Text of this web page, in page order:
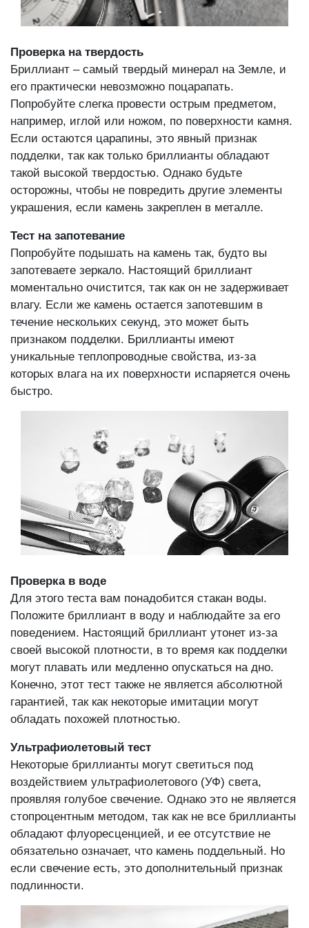
Проверка на твердость
Бриллиант – самый твердый минерал на Земле, и
его практически невозможно поцарапать.
Попробуйте слегка провести острым предметом,
например, иглой или ножом, по поверхности камня.
Если остаются царапины, это явный признак
подделки, так как только бриллианты обладают
такой высокой твердостью. Однако будьте
осторожны, чтобы не повредить другие элементы
украшения, если камень закреплен в металле.
Тест на запотевание
Попробуйте подышать на камень так, будто вы
запотеваете зеркало. Настоящий бриллиант
моментально очистится, так как он не задерживает
влагу. Если же камень остается запотевшим в
течение нескольких секунд, это может быть
признаком подделки. Бриллианты имеют
уникальные теплопроводные свойства, из-за
которых влага на их поверхности испаряется очень
быстро.
Проверка в воде
Для этого теста вам понадобится стакан воды.
Положите бриллиант в воду и наблюдайте за его
поведением. Настоящий бриллиант утонет из-за
своей высокой плотности, в то время как подделки
могут плавать или медленно опускаться на дно.
Конечно, этот тест также не является абсолютной
гарантией, так как некоторые имитации могут
обладать похожей плотностью.
Ультрафиолетовый тест
Некоторые бриллианты могут светиться под
воздействием ультрафиолетового (УФ) света,
проявляя голубое свечение. Однако это не является
стопроцентным методом, так как не все бриллианты
обладают флуоресценцией, и ее отсутствие не
обязательно означает, что камень поддельный. Но
если свечение есть, это дополнительный признак
подлинности.